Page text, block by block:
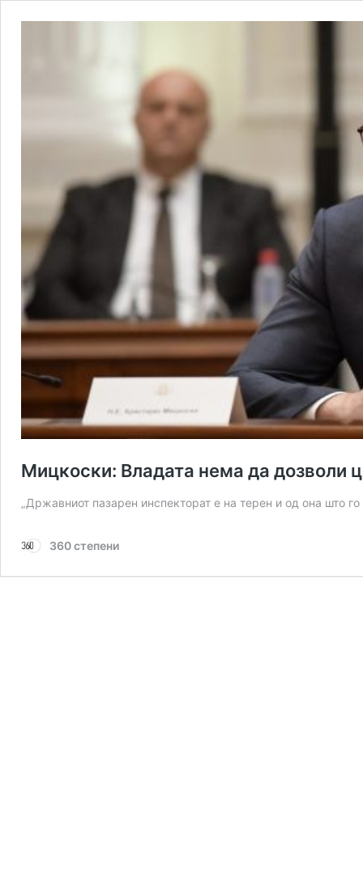
Мицкоски: Владата нема да дозволи
„Државниот пазарен инспекторат е на терен и од она што
360 степени